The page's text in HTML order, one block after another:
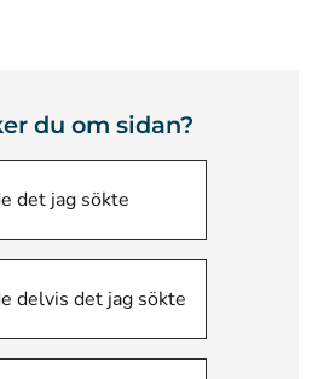
du om sidan?
det jag sökte
delvis det jag sökte